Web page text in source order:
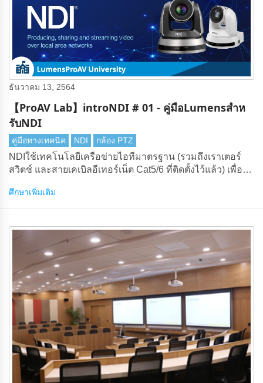
ธันวาคม 13, 2564
【ProAV Lab】introNDI # 01 - คู่มือLumensสําห
รับNDI
คู่มือทางเทคนิค NDI กล้อง PTZ
NDIใช้เทคโนโลยีเครือข่ายไอทีมาตรฐาน (รวมถึงเราเตอร์
สวิตช์ และสายเคเบิลอีเทอร์เน็ต Cat5/6 ที่ติดตั้งไว้แล้ว) เพื่อส่ง
โครงสร้างพื้นฐานต้นทุนต่ําการเดินสายที่คุ้มค่าและการเปิด
ศึกษาเพิ่มเติม